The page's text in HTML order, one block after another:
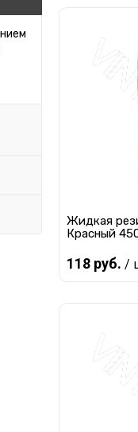
Купить в 1
В
Жидкая
Красный
118 руб. /
Купить в 1
В